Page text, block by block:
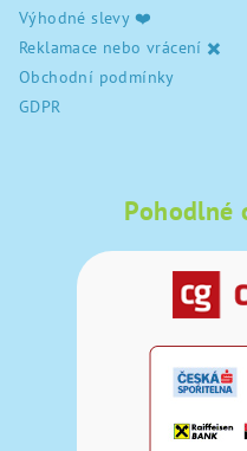
Výhodné slevy ❤️
Reklamace nebo vrácení ✖️
Obchodní podmínky
GDPR
Pohodlné